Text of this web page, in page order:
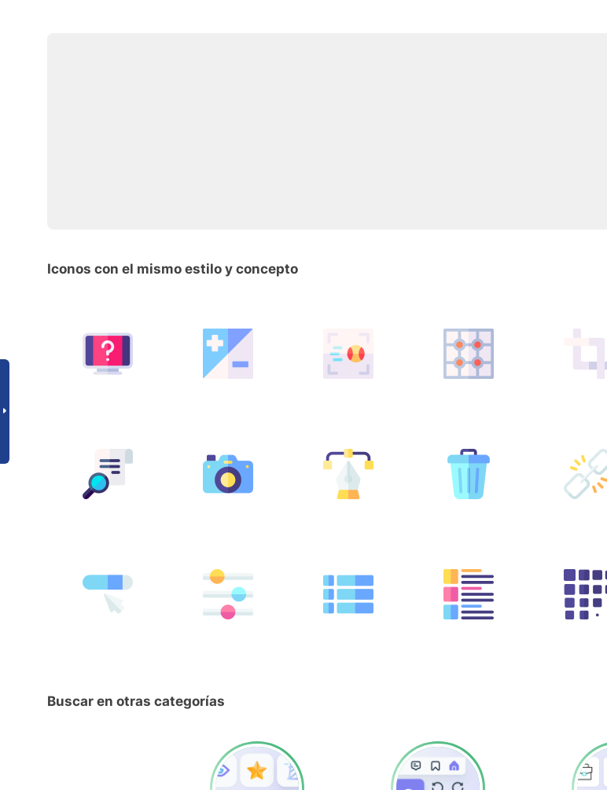
Iconos con el mismo estilo y concepto
Buscar en otras categorías